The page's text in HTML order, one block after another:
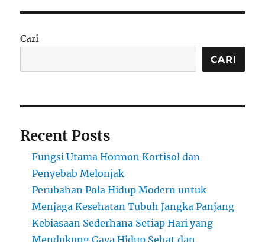
Cari
CARI
Recent Posts
Fungsi Utama Hormon Kortisol dan
Penyebab Melonjak
Perubahan Pola Hidup Modern untuk
Menjaga Kesehatan Tubuh Jangka Panjang
Kebiasaan Sederhana Setiap Hari yang